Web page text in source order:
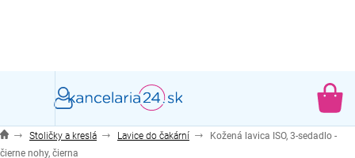
Stoličky a kreslá Lavice do čakární
Kožená lavica ISO, 3-sedadlo -
čierne nohy, čierna